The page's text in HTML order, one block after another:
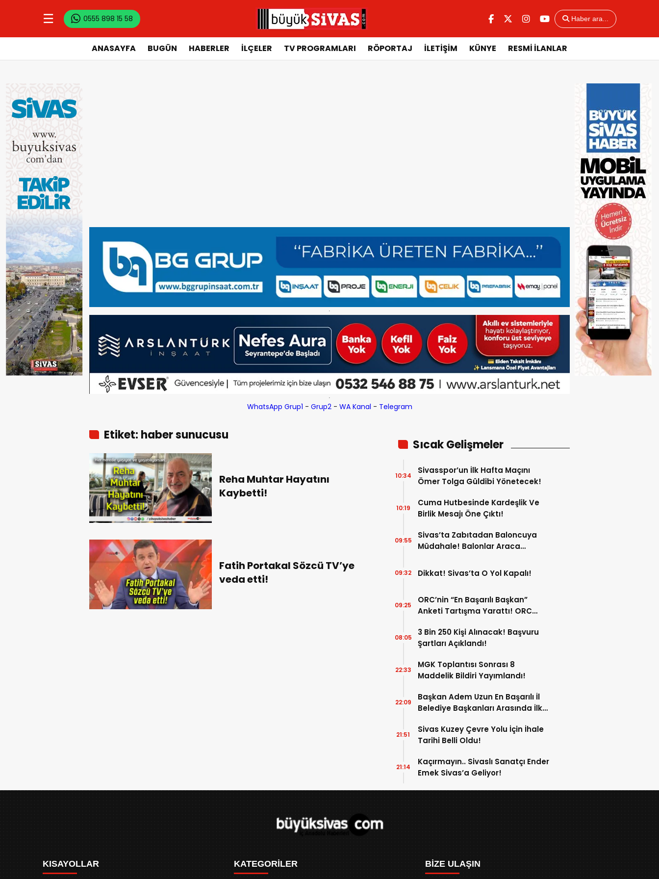
☰ 0555 898 15 58 Haber ara...
ANASAYFA BUGÜN HABERLER İLÇELER TV PROGRAMLARI RÖPORTAJ İLETİŞİM KÜNYE RESMİ İLANLAR
WhatsApp Grup1 - Grup2- WA Kanal - Telegram
Etiket: haber sunucusu
Reha Muhtar Hayatını
Kaybetti!
Fatih Portakal Sözcü TV’ye
veda etti!
Sıcak Gelişmeler
Sivasspor’un İlk Hafta Maçını
Ömer Tolga Güldibi Yönetecek!
10:34
Cuma Hutbesinde Kardeşlik Ve
Birlik Mesajı Öne Çıktı!
10:19
Sivas’ta Zabıtadan Baloncuya
Müdahale! Balonlar Araca
09:55
Dikkat! Sivas’ta O Yol Kapalı!
09:32
ORC’nin “En Başarılı Başkan”
Anketi Tartışma Yarattı! ORC
09:25
3 Bin 250 Kişi Alınacak! Başvuru
Şartları Açıklandı!
08:05
MGK Toplantısı Sonrası 8
Maddelik Bildiri Yayımlandı!
22:33
Başkan Adem Uzun En Başarılı İl
Belediye Başkanları Arasında İlk
22:09
Sivas Kuzey Çevre Yolu İçin İhale
Tarihi Belli Oldu!
21:51
Kaçırmayın.. Sivaslı Sanatçı Ender
Emek Sivas’a Geliyor!
21:14
KISAYOLLAR KATEGORİLER BİZE ULAŞIN